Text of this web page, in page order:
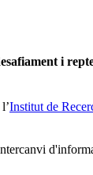
i
Institut de